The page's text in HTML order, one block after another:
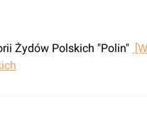
Żydów Polskich "Polin"